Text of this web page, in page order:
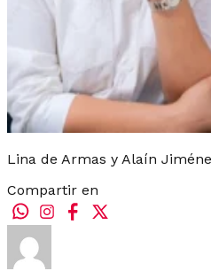
Lina de Armas y Alaín
Compartir en